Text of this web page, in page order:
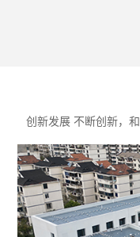
创新发展 不断创新，